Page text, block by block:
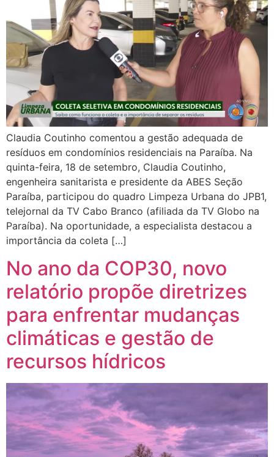
Claudia Coutinho comentou a gestão adequada de
resíduos em condomínios residenciais na Paraíba. Na
quinta-feira, 18 de setembro, Claudia Coutinho,
engenheira sanitarista e presidente da ABES Seção
Paraíba, participou do quadro Limpeza Urbana do JPB1,
telejornal da TV Cabo Branco (afiliada da TV Globo na
Paraíba). Na oportunidade, a especialista destacou a
importância da coleta […]
No ano da COP30, novo
relatório propõe diretrizes
para enfrentar mudanças
climáticas e gestão de
recursos hídricos